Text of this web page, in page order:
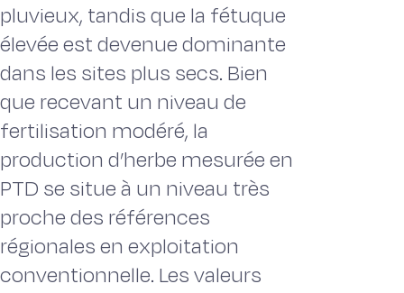
pluvieux, tandis que la fétuque
élevée est devenue dominante
dans les sites plus secs. Bien
que recevant un niveau de
fertilisation modéré, la
production d’herbe mesurée en
PTD se situe à un niveau très
proche des références
régionales en exploitation
conventionnelle. Les valeurs